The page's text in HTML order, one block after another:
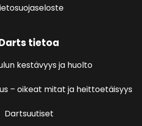
tietoa
kestävyys ja huolto
– oikeat mitat ja heittoetäisyys
Dartsuutiset